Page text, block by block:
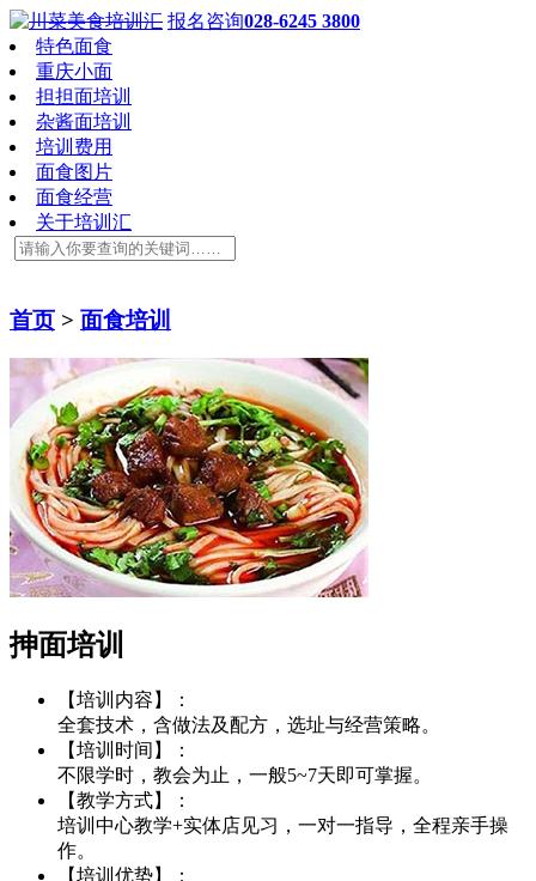
报名咨询028-6245 3800
特色面食
重庆小面
担担面培训
杂酱面培训
培训费用
面食图片
面食经营
关于培训汇
首页 > 面食培训
抻面培训
【培训内容】：
全套技术，含做法及配方，选址与经营策略。
【培训时间】：
不限学时，教会为止，一般5~7天即可掌握。
【教学方式】：
培训中心教学+实体店见习，一对一指导，全程亲手操
作。
【培训优势】：